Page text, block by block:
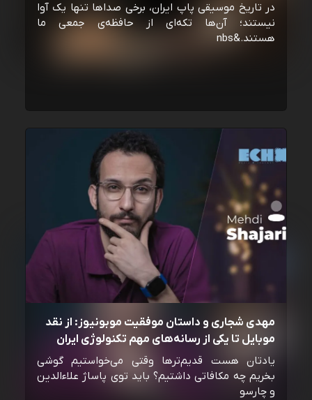
در تاریخ موسیقی پاپ ایران، برخی صداها تنها یک آوا
نیستند؛ آن‌ها تکه‌ای از حافظه‌ی جمعی ما
هستند.&nbs
مهدی شجاری و داستان موفقیت موبونیوز: از نقد
موبایل تا یکی از رسانه‌‌های مهم تکنولوژی ایران
یادتان هست قدیم‌ترها وقتی می‌خواستیم گوشی
بخریم چه مکافاتی داشتیم؟ باید توی پاساژ علاءالدین
و چارسو